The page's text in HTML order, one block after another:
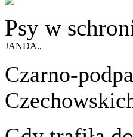
Psy w
JANDA.,
Czarno-